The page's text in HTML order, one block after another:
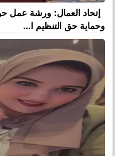
إتحاد العمال: ورشة عمل
وحماية حق التنظيم ا...